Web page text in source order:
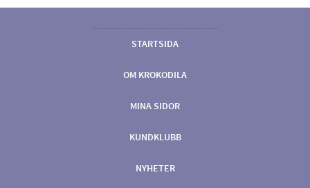
STARTSIDA
OM KROKODILA
MINA SIDOR
KUNDKLUBB
NYHETER